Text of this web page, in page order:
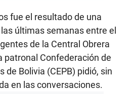
fue el resultado de una
últimas semanas entre el
de la Central Obrera
patronal Confederación de
de Bolivia (CEPB) pidió, sin
en las conversaciones.